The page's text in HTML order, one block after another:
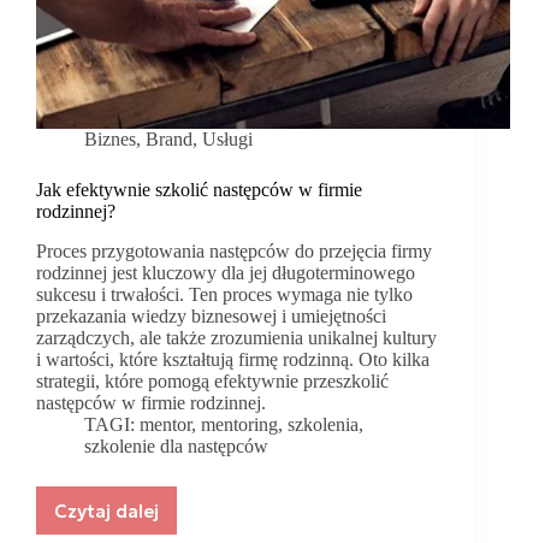
Biznes, Brand, Usługi
Jak efektywnie szkolić następców w firmie
rodzinnej?
Proces przygotowania następców do przejęcia firmy
rodzinnej jest kluczowy dla jej długoterminowego
sukcesu i trwałości. Ten proces wymaga nie tylko
przekazania wiedzy biznesowej i umiejętności
zarządczych, ale także zrozumienia unikalnej kultury
i wartości, które kształtują firmę rodzinną. Oto kilka
strategii, które pomogą efektywnie przeszkolić
następców w firmie rodzinnej.
TAGI: mentor,mentoring,szkolenia,
szkolenie dla następców
Czytaj dalej
Jak